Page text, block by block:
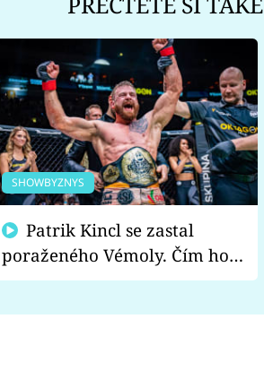
SHOWBYZNYS
poraženého Vémoly. Čím ho
fanoušci naštvali?